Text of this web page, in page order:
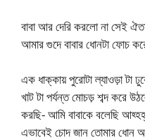
বাবা আর দেরি করলো না সেই
আমার গুদে বাবার ধোনটা ফোচ
এক ধাক্কায় পুরোটা ল্যাওড়া টা
খাট টা পর্যন্ত মোচড় শব্দ করে
করছি- আমি বাবাকে বলেছি
এভাবেই চোদ জান তোমার ধোন